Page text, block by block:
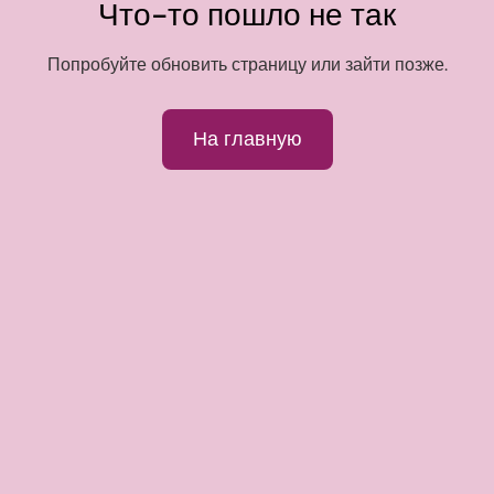
Что-то пошло не так
Попробуйте обновить страницу или зайти позже.
На главную